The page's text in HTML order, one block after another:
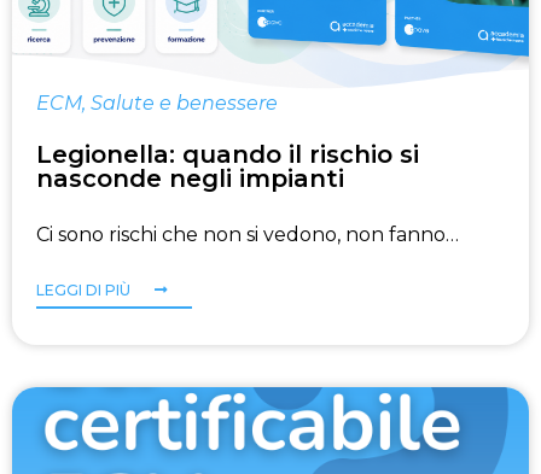
ECM, Salute e benessere
Legionella: quando il rischio si
nasconde negli impianti
Ci sono rischi che non si vedono, non fanno…
LEGGI DI PIÙ